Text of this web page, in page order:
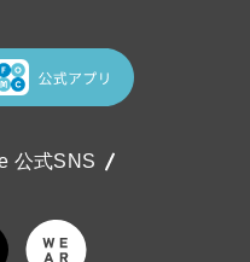
公式SNS